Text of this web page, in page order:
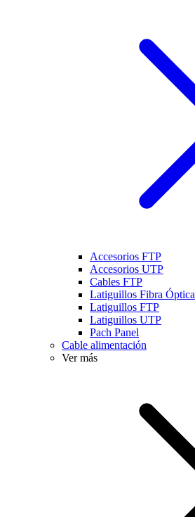
Accesorios FTP
Accesorios UTP
Cables FTP
Latiguillos Fibra Óptica
Latiguillos FTP
Latiguillos UTP
Pach Panel
Cable alimentación
Ver más